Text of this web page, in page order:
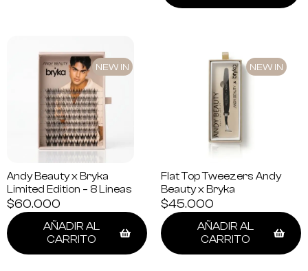
NEW IN
Andy Beauty x Bryka
Limited Edition – 8 Lineas
$60.000
AÑADIR AL
CARRITO
NEW IN
Flat Top Tweezers Andy
Beauty x Bryka
$45.000
AÑADIR AL
CARRITO